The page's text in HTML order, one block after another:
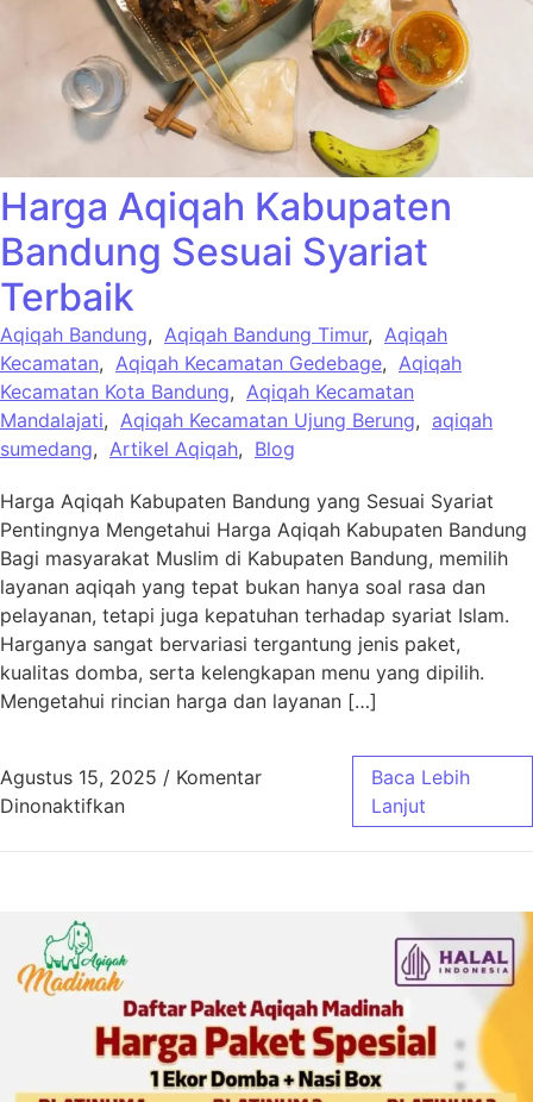
Harga Aqiqah Kabupaten
Bandung Sesuai Syariat
Terbaik
Aqiqah Bandung, Aqiqah Bandung Timur, Aqiqah
Kecamatan, Aqiqah Kecamatan Gedebage, Aqiqah
Kecamatan Kota Bandung, Aqiqah Kecamatan
Mandalajati, Aqiqah Kecamatan Ujung Berung, aqiqah
sumedang, Artikel Aqiqah, Blog
Harga Aqiqah Kabupaten Bandung yang Sesuai Syariat
Pentingnya Mengetahui Harga Aqiqah Kabupaten Bandung
Bagi masyarakat Muslim di Kabupaten Bandung, memilih
layanan aqiqah yang tepat bukan hanya soal rasa dan
pelayanan, tetapi juga kepatuhan terhadap syariat Islam.
Harganya sangat bervariasi tergantung jenis paket,
kualitas domba, serta kelengkapan menu yang dipilih.
Mengetahui rincian harga dan layanan […]
Agustus 15, 2025 / Komentar
Dinonaktifkanpada Harga Aqiqah Kabupaten Bandung
Baca Lebih
Lanjut